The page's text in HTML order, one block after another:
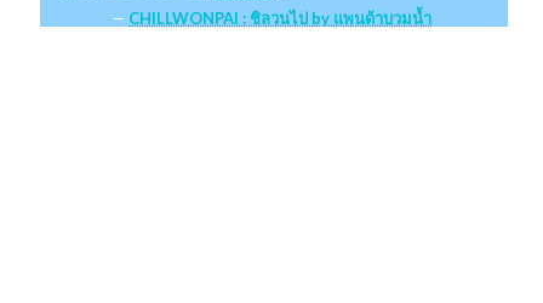
CHILLWONPAI : ชิลวนไป by แพนด้าบวมน้ำ